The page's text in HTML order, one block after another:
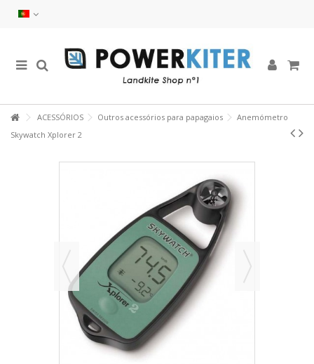
ACESSÓRIOS Outros acessórios para papagaios
Anemómetro
Skywatch Xplorer 2